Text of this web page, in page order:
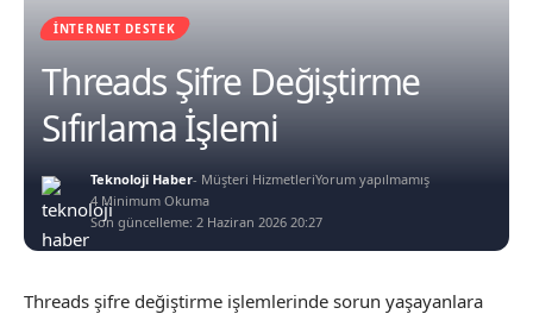
İNTERNET DESTEK
Threads Şifre Değiştirme
Sıfırlama İşlemi
Son güncelleme: 2 Haziran 2026 20:27
Teknoloji Haber- Müşteri HizmetleriYorum yapılmamış
4 Minimum Okuma
Threads şifre değiştirme işlemlerinde sorun yaşayanlara